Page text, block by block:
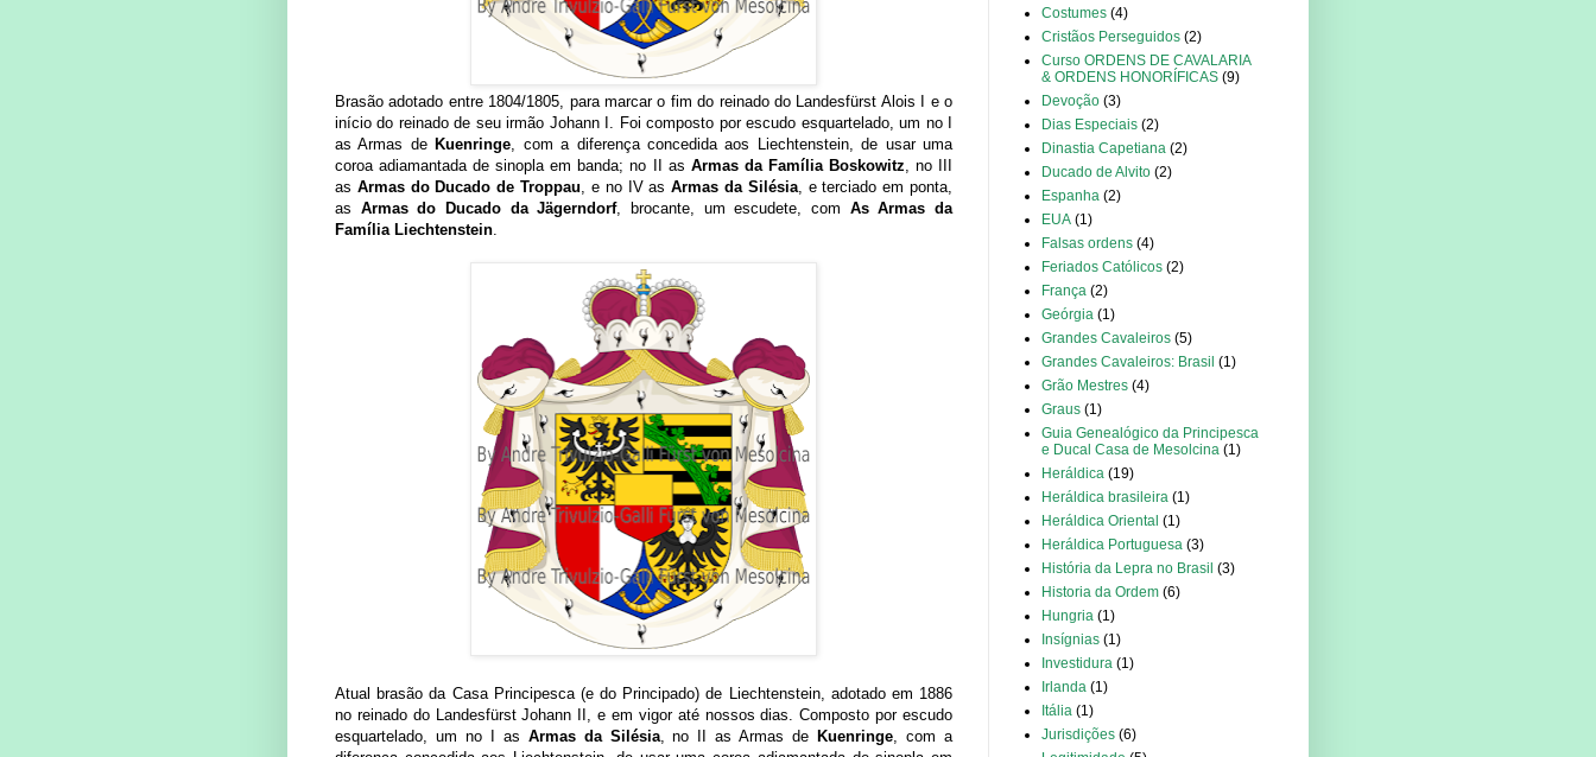
Brasão adotado entre 1804/1805, para marcar o fim do reinado do Landesfürst Alois I e o
início do reinado de seu irmão Johann I. Foi composto por escudo esquartelado, um no I
as Armas de Kuenringe, com a diferença concedida aos Liechtenstein, de usar uma
coroa adiamantada de sinopla em banda; no II as Armas da Família Boskowitz, no III
as Armas do Ducado de Troppau, e no IV asArmas da Silésia, e terciado em ponta,
as Armas do Ducado da Jägerndorf, brocante, um escudete, com As Armas da
Família Liechtenstein.
Atual brasão da Casa Principesca (e do Principado) de Liechtenstein, adotado em 1886
no reinado do Landesfürst Johann II, e em vigor até nossos dias. Composto por escudo
esquartelado, um no I as Armas da Silésia, no II as Armas de Kuenringe, com a
Costumes (4)
Cristãos Perseguidos (2)
Curso ORDENS DE CAVALARIA
& ORDENS HONORÍFICAS (9)
Devoção (3)
Dias Especiais (2)
Dinastia Capetiana (2)
Ducado de Alvito (2)
Espanha (2)
EUA (1)
Falsas ordens (4)
Feriados Católicos (2)
França (2)
Geórgia (1)
Grandes Cavaleiros (5)
Grandes Cavaleiros: Brasil (1)
Grão Mestres (4)
Graus (1)
Guia Genealógico da Principesca
e Ducal Casa de Mesolcina (1)
Heráldica (19)
Heráldica brasileira (1)
Heráldica Oriental (1)
Heráldica Portuguesa (3)
História da Lepra no Brasil (3)
Historia da Ordem (6)
Hungria (1)
Insígnias (1)
Investidura (1)
Irlanda (1)
Itália (1)
Jurisdições (6)